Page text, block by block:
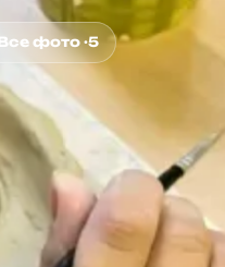
Все фото ·5